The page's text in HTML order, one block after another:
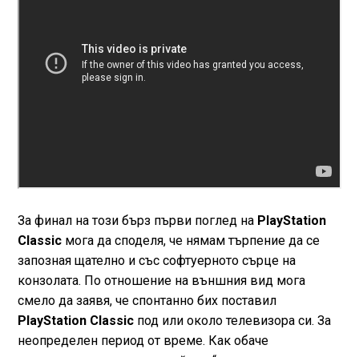
За финал на този бърз първи поглед на PlayStation
Classicмога да споделя, че нямам търпение да се
запозная щателно и със софтуерното сърце на
конзолата. По отношение на външния вид мога
смело да заявя, че спонтанно бих поставил
PlayStation Classicпод или около телевизора си. За
неопределен период от време. Как обаче